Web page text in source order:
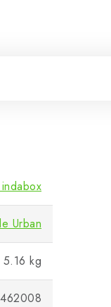
Urban
5.16 kg